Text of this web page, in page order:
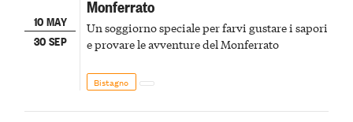
10 MAY
30 SEP
Monferrato
Un soggiorno speciale per farvi gustare i sapori
e provare le avventure del Monferrato
Bistagno